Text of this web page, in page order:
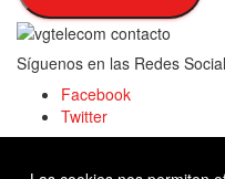
Síguenos en las Redes
Facebook
Twitter